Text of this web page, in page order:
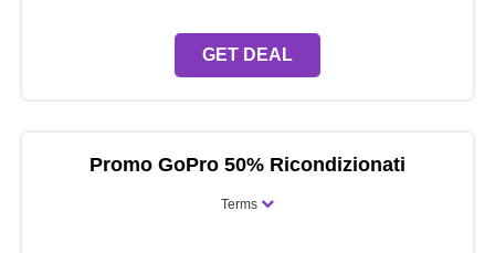
GET DEAL
Promo GoPro 50% Ricondizionati
Terms